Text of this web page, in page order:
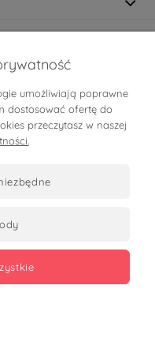
umożliwiają poprawne
dostosować ofertę do
przeczytasz w naszej